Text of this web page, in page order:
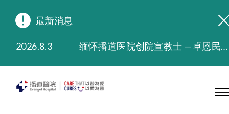
最新消息
2026.8.3
缅怀播道医院创院宣教士 — 卓恩民医生香港追思会
2025.9.23
本院在暴雨或台风警告信号 (包括黑色暴雨及8号或以上热带气旋警告信号) 下，仍会维持有限度服务。如有查询，可致电2711 5222。